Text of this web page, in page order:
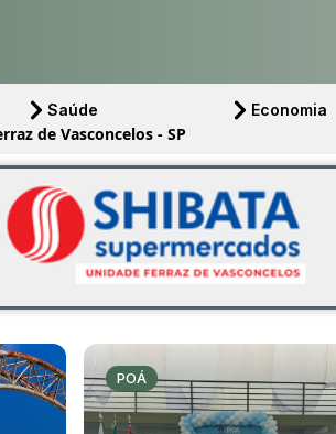
Saúde Economia
de Vasconcelos - SP
POÁ